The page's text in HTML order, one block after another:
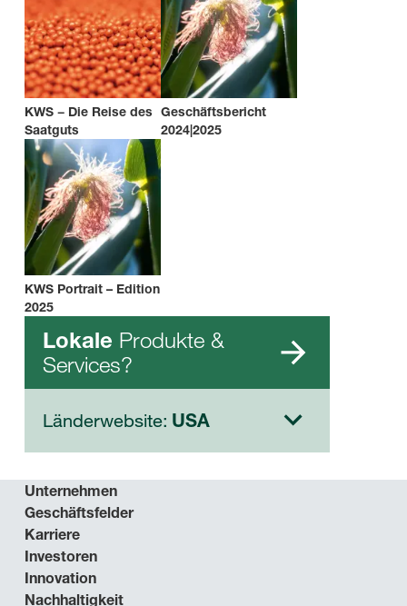
KWS − Die Reise des
Saatguts
Geschäftsbericht
2024|2025
KWS Portrait – Edition
2025
Lokale Produkte &
Services?
Länderwebsite: USA
Unternehmen
Geschäftsfelder
Karriere
Investoren
Innovation
Nachhaltigkeit